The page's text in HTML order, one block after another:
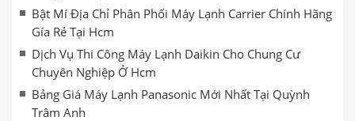
Bật Mí Địa Chỉ Phân Phối Máy Lạnh Carrier Chính Hãng
Gía Rẻ Tại Hcm
Dịch Vụ Thi Công Máy Lạnh Daikin Cho Chung Cư
Chuyên Nghiệp Ở Hcm
Bảng Giá Máy Lạnh Panasonic Mới Nhất Tại Quỳnh
Trâm Anh